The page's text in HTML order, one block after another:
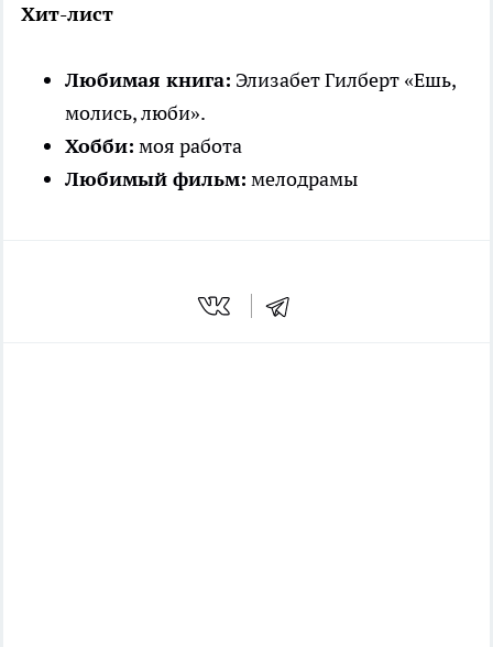
Хит-лист
Любимая книга: Элизабет Гилберт «Ешь,
молись, люби».
Хобби: моя работа
Любимый фильм: мелодрамы